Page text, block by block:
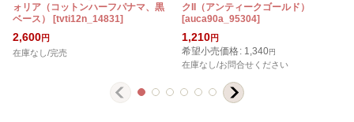
ォリア（コットンハーフパナマ、黒
ベース）
[tvti12n_14831]
2,600円
在庫なし/完売
クII（アンティークゴールド）
[auca90a_95304]
1,210円
希望小売価格: 1,340円
在庫なし/お問合せください